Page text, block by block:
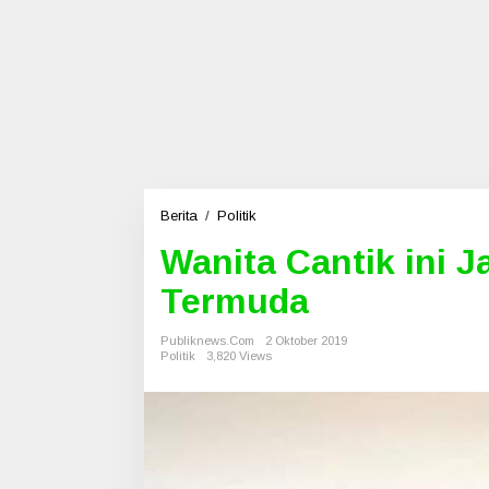
Berita / Politik
n
i
C
a
Wanita Cantik ini
Termuda
Publiknews.com
2 Oktober 2019
Politik
3,820 Views